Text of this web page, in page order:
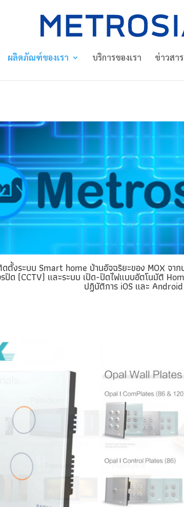
ผลิตภัณฑ์ของเรา บริการของเรา ข่าวสาร
งระบบ Smart home บ้านอัจฉริยะของ MOX จา
ด (CCTV) และระบบ เปิด-ปิดไฟแบบอัตโนมัติ
ปฏิบัติการ iOS และ Android